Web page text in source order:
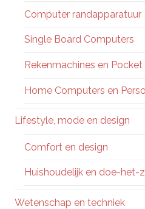
Computer randapparatuur
Single Board Computers
Rekenmachines en
Home Computers en
Lifestyle, mode en design
Comfort en design
Huishoudelijk en doe-het-
Wetenschap en techniek